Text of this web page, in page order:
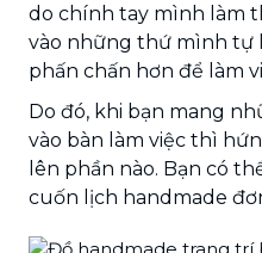
do chính tay mình làm
vào những thứ mình tự
phấn chấn hơn để làm
Do đó, khi bạn mang
vào bàn làm việc thì
lên phần nào. Bạn có
cuốn lịch handmade